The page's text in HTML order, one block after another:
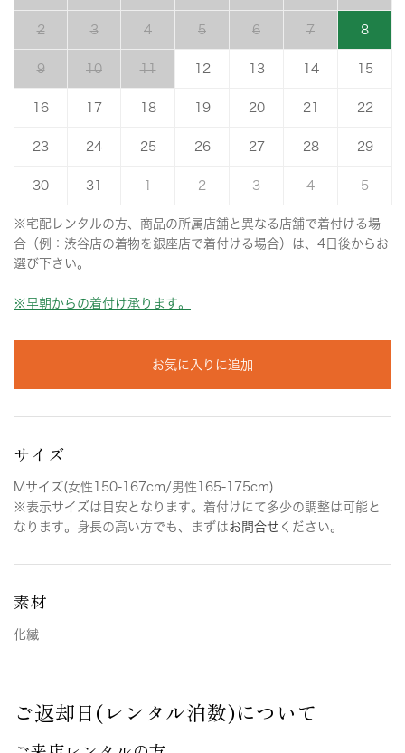
2 3 4 5 6 7 8
9 10 11 12 13 14 15
16 17 18 19 20 21 22
23 24 25 26 27 28 29
30 31 2 3 4 5
※宅配レンタルの方、商品の所属店舗と異なる店舗で着付ける場
合（例：渋谷店の着物を銀座店で着付ける場合）は、4日後からお
選び下さい。
※早朝からの着付け承ります。
お気に入りに追加
サイズ
Mサイズ(女性150-167cm/男性165-175cm)
※表示サイズは目安となります。着付けにて多少の調整は可能と
なります。身長の高い方でも、まずはお問合せ ください。
素材
化繊
ご返却日(レンタル泊数)について